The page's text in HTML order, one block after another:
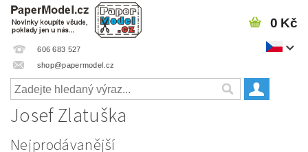
606 683 527
shop@papermodel.cz
0 Kč
Josef Zlatuška
Nejprodávanější